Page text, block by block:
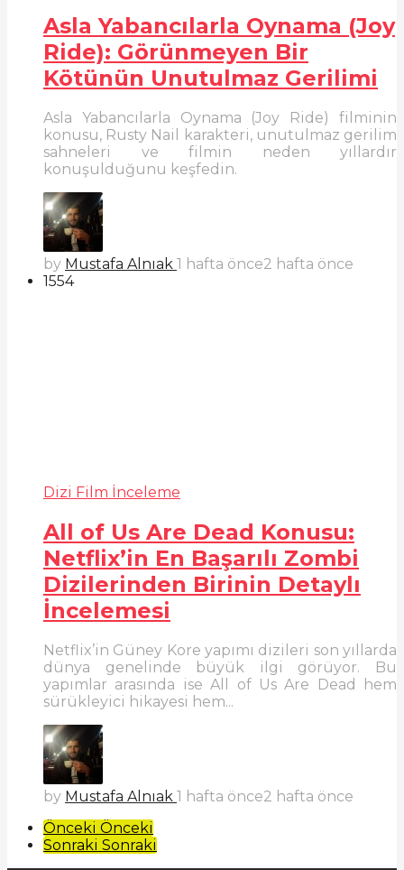
Asla Yabancılarla Oynama (Joy
Ride): Görünmeyen Bir
Kötünün Unutulmaz Gerilimi
Asla Yabancılarla Oynama (Joy Ride) filminin
konusu, Rusty Nail karakteri, unutulmaz gerilim
sahneleri ve filmin neden yıllardır
konuşulduğunu keşfedin.
by Mustafa Alnıak 1 hafta önce2 hafta önce
1554
Dizi Film İnceleme
All of Us Are Dead Konusu:
Netflix’in En Başarılı Zombi
Dizilerinden Birinin Detaylı
İncelemesi
Netflix’in Güney Kore yapımı dizileri son yıllarda
dünya genelinde büyük ilgi görüyor. Bu
yapımlar arasında ise All of Us Are Dead hem
sürükleyici hikayesi hem...
by Mustafa Alnıak 1 hafta önce2 hafta önce
Önceki Önceki
Sonraki Sonraki